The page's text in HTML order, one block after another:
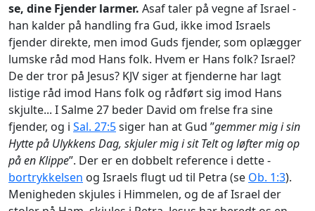
se, dine Fjender larmer. Asaf taler på vegne af Israel -
han kalder på handling fra Gud, ikke imod Israels
fjender direkte, men imod Guds fjender, som oplægger
lumske råd mod Hans folk. Hvem er Hans folk? Israel?
De der tror på Jesus? KJV siger at fjenderne har lagt
listige råd imod Hans folk og rådført sig imod Hans
skjulte... I Salme 27 beder David om frelse fra sine
fjender, og i Sal. 27:5siger han at Gud ”gemmer mig i sin
Hytte på Ulykkens Dag, skjuler mig i sit Telt og løfter mig op
på en Klippe”. Der er en dobbelt reference i dette -
bortrykkelsen og Israels flugt ud til Petra (se Ob. 1:3).
Menigheden skjules i Himmelen, og de af Israel der